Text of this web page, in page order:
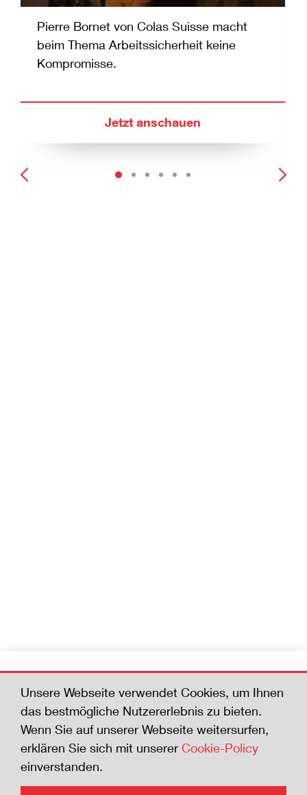
Pierre Bornet von Colas Suisse macht
beim Thema Arbeitssicherheit keine
Kompromisse.
Jetzt anschauen
Unsere Webseite verwendet Cookies, um Ihnen
das bestmögliche Nutzererlebnis zu bieten.
Wenn Sie auf unserer Webseite weitersurfen,
erklären Sie sich mit unserer Cookie-Policy
einverstanden.
Werden Sie Mitglied
Helfen Sie mit, die Zahl der Todesfälle zu
senken. Wer der Sicherheits-Charta beitritt
zeigt die Bereitschaft, sich für die Sicherheit